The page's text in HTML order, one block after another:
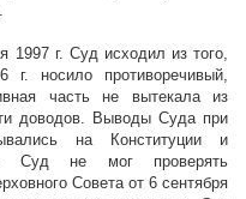
1997 г. Суд исходил из того,
г. носило противоречивый,
часть не вытекала из
доводов. Выводы Суда при
на Конституции и
Суд не мог проверять
Совета от 6 сентября